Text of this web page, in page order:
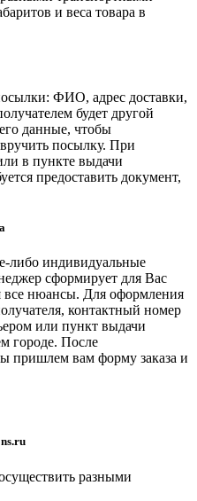
и веса товара в
ФИО, адрес доставки,
будет другой
данные, чтобы
посылку. При
в пункте выдачи
предоставить документ,
либо индивидуальные
сформирует для Вас
все нюансы. Для оформления
контактный номер
или пункт выдачи
городе. После
пришлем вам форму заказа и
разными